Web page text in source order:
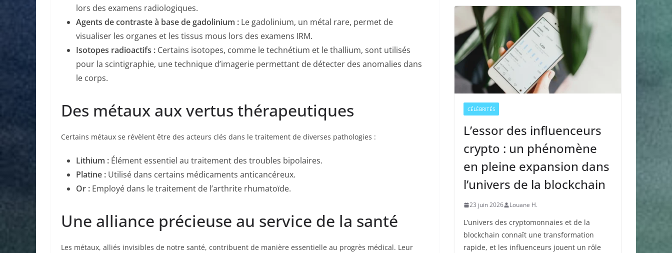
lors des examens radiologiques.
Agents de contraste à base de gadolinium : Le gadolinium, un métal rare, permet de
visualiser les organes et les tissus mous lors des examens IRM.
Isotopes radioactifs : Certains isotopes, comme le technétium et le thallium, sont utilisés
pour la scintigraphie, une technique d’imagerie permettant de détecter des anomalies dans
le corps.
Des métaux aux vertus thérapeutiques
Certains métaux se révèlent être des acteurs clés dans le traitement de diverses pathologies :
Lithium : Élément essentiel au traitement des troubles bipolaires.
Platine : Utilisé dans certains médicaments anticancéreux.
Or : Employé dans le traitement de l’arthrite rhumatoïde.
Une alliance précieuse au service de la santé
Les métaux, alliés invisibles de notre santé, contribuent de manière essentielle au progrès médical. Leur
CÉLÉBRITÉS
L’essor des influenceurs
crypto : un phénomène
en pleine expansion dans
l’univers de la blockchain
23 juin 2026 Louane H.
L’univers des cryptomonnaies et de la
blockchain connaît une transformation
rapide, et les influenceurs jouent un rôle